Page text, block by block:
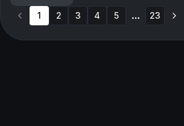
forteller om den siste uken,
Karpe-konse...
1 2 3 4 5 23